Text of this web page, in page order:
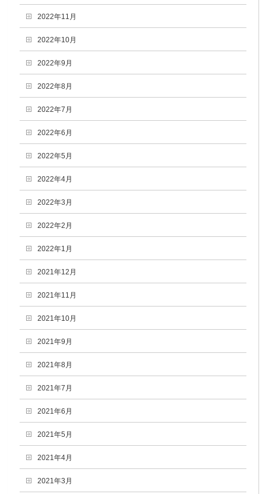
2022年11月
2022年10月
2022年9月
2022年8月
2022年7月
2022年6月
2022年5月
2022年4月
2022年3月
2022年2月
2022年1月
2021年12月
2021年11月
2021年10月
2021年9月
2021年8月
2021年7月
2021年6月
2021年5月
2021年4月
2021年3月